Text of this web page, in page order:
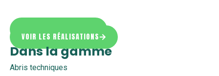
VOIR LES RÉALISATIONS
Dans la gamme
Abris techniques